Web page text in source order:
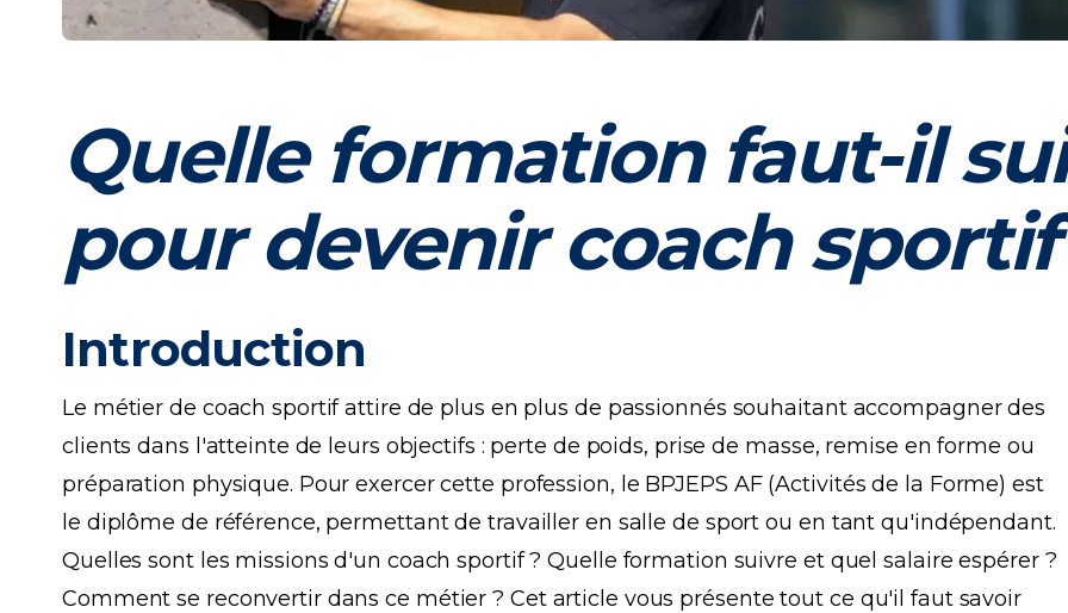
Quelle formation faut-il
pour devenir coach sportif
Introduction
Le métier de coach sportif attire de plus en plus de passionnés souhaitant accompagner des
clients dans l'atteinte de leurs objectifs : perte de poids, prise de masse, remise en forme ou
préparation physique. Pour exercer cette profession, le BPJEPS AF (Activités de la Forme) est
le diplôme de référence, permettant de travailler en salle de sport ou en tant qu'indépendant.
Quelles sont les missions d'un coach sportif ? Quelle formation suivre et quel salaire espérer ?
Comment se reconvertir dans ce métier ? Cet article vous présente tout ce qu'il faut savoir